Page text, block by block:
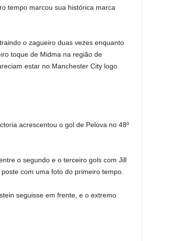
tempo marcou sua histórica marca
o zagueiro duas vezes enquanto
toque de Midma na região de
estar no Manchester City logo
acrescentou o gol de Pelova no 48º
o segundo e o terceiro gols com Jill
com uma foto do primeiro tempo.
seguisse em frente, e o extremo